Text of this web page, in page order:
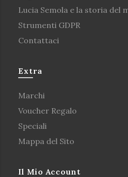
Lucia Semola e la storia del
Strumenti GDPR
Contattaci
Extra
Marchi
Voucher Regalo
Speciali
Mappa del Sito
Il Mio Account